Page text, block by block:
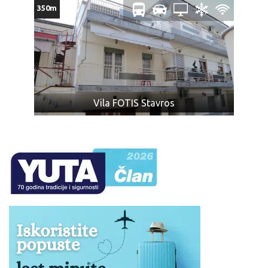
obavezi da primi višak prtljaga.
Zabranjeni prtljag: bilo koje oružje, droge ili tečnosti
(osim lekova), kolica na baterije ili skutere, dečija kolica
koja se ne sklapaju, bicikle, surferske daske, hrana ili
bilo koje druge artikle ili supstance koje nisu
dozvoljene za prevoz prema zakonu bilo koje zemlje
kroz koju prolazi autobus (o čemu je putnik dužan da se
sam informiše), ili mogu izazvati povredu ili oštećenje
ili karaktera, ili koji su lomljivi ili isparivi, kao i predmeti sa
oštrim ili isturenim ivicama (npr. hrana koja nije
adekvatno pakovana, u skladu sa propisima; konzumno
ćebad i jastuci; kuhinjsko posuđe i ostala oprema za
pripremu zimnice; stolice za plažu, životinje, kao i druga
roba koja nije za ličnu upotrebu).
Obeležite vaš prtljag: ime, prezime, telefon, kako bi u
Vila FOTIS Stavros
350m